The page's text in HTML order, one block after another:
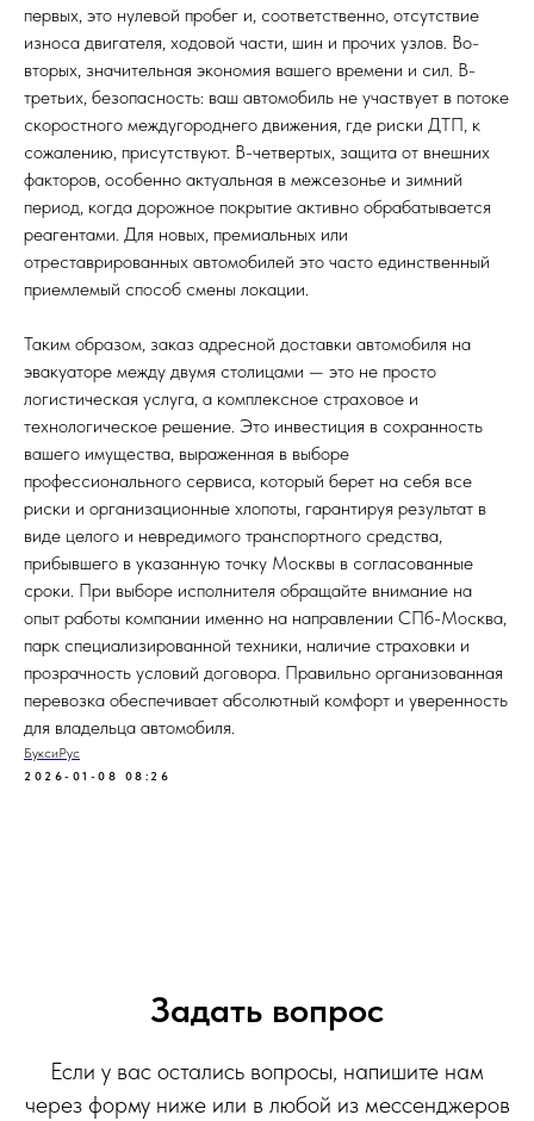
первых, это нулевой пробег и, соответственно, отсутствие
износа двигателя, ходовой части, шин и прочих узлов. Во-
вторых, значительная экономия вашего времени и сил. В-
третьих, безопасность: ваш автомобиль не участвует в потоке
скоростного междугороднего движения, где риски ДТП, к
сожалению, присутствуют. В-четвертых, защита от внешних
факторов, особенно актуальная в межсезонье и зимний
период, когда дорожное покрытие активно обрабатывается
реагентами. Для новых, премиальных или
отреставрированных автомобилей это часто единственный
приемлемый способ смены локации.
Таким образом, заказ адресной доставки автомобиля на
эвакуаторе между двумя столицами — это не просто
логистическая услуга, а комплексное страховое и
технологическое решение. Это инвестиция в сохранность
вашего имущества, выраженная в выборе
профессионального сервиса, который берет на себя все
риски и организационные хлопоты, гарантируя результат в
виде целого и невредимого транспортного средства,
прибывшего в указанную точку Москвы в согласованные
сроки. При выборе исполнителя обращайте внимание на
опыт работы компании именно на направлении СПб-Москва,
парк специализированной техники, наличие страховки и
прозрачность условий договора. Правильно организованная
перевозка обеспечивает абсолютный комфорт и уверенность
для владельца автомобиля.
БуксиРус
2026-01-08 08:26
Задать вопрос
Если у вас остались вопросы, напишите нам
через форму ниже или в любой из мессенджеров